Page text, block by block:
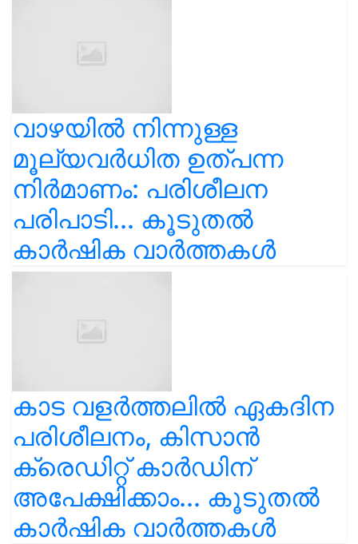
വാഴയിൽ നിന്നുള്ള
മൂല്യവർധിത ഉത്പന്ന
നിർമാണം: പരിശീലന
പരിപാടി... കൂടുതൽ
കാർഷിക വാർത്തകൾ
കാട വളര്‍ത്തലിൽ ഏകദിന
പരിശീലനം, കിസാൻ
ക്രെഡിറ്റ് കാർഡിന്
അപേക്ഷിക്കാം... കൂടുതൽ
കാർഷിക വാർത്തകൾ